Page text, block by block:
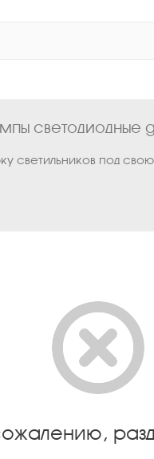
светодиодные
светильников под свою